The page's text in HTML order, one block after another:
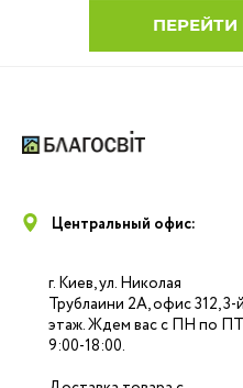
ПЕРЕЙТИ
Центральный офис:
г. Киев, ул. Николая
Трублаини 2А, офис 312, 3-й
этаж. Ждем вас с ПН по
9:00-18:00.